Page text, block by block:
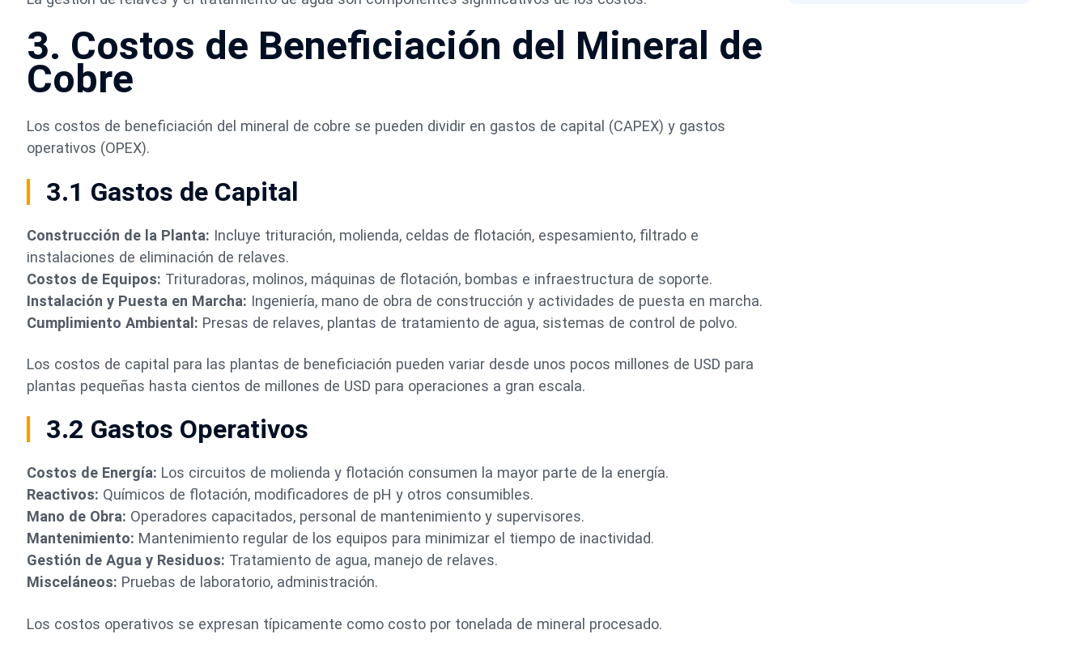
3. Costos de Beneficiación del Mineral de
Cobre
Los costos de beneficiación del mineral de cobre se pueden dividir en gastos de capital (CAPEX) y gastos
operativos (OPEX).
3.1 Gastos de Capital
Construcción de la Planta: Incluye trituración, molienda, celdas de flotación, espesamiento, filtrado e
instalaciones de eliminación de relaves.
Costos de Equipos: Trituradoras, molinos, máquinas de flotación, bombas e infraestructura de soporte.
Instalación y Puesta en Marcha: Ingeniería, mano de obra de construcción y actividades de puesta en marcha.
Cumplimiento Ambiental: Presas de relaves, plantas de tratamiento de agua, sistemas de control de polvo.
Los costos de capital para las plantas de beneficiación pueden variar desde unos pocos millones de USD para
plantas pequeñas hasta cientos de millones de USD para operaciones a gran escala.
3.2 Gastos Operativos
Costos de Energía: Los circuitos de molienda y flotación consumen la mayor parte de la energía.
Reactivos: Químicos de flotación, modificadores de pH y otros consumibles.
Mano de Obra: Operadores capacitados, personal de mantenimiento y supervisores.
Mantenimiento: Mantenimiento regular de los equipos para minimizar el tiempo de inactividad.
Gestión de Agua y Residuos: Tratamiento de agua, manejo de relaves.
Misceláneos: Pruebas de laboratorio, administración.
Los costos operativos se expresan típicamente como costo por tonelada de mineral procesado.